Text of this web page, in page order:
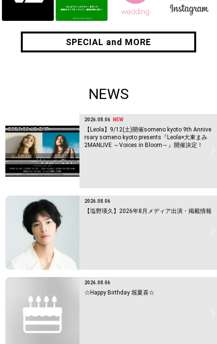
SPECIAL and MORE
SPECIAL and MORE
NEWS
2026.08.06 NEW
【Leola】9/12(土)開催someno kyoto 9th Annive
rsary someno kyoto presents『Leola×大東まみ
2MANLIVE ～Voices in Bloom～』開催決定！
2026.08.06
【塩野瑛久】2026年8月メディア出演・掲載情報
2026.08.06
☆Happy Birthday 堀夏喜☆